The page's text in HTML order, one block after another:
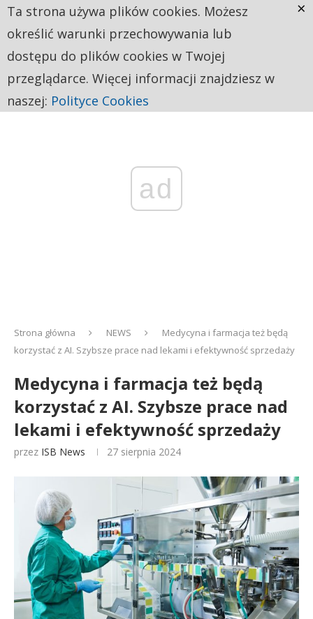
ad
Strona główna NEWS
Medycyna i farmacja też będą
korzystać z AI. Szybsze prace nad lekami i efektywność sprzedaży
Medycyna i farmacja też będą
korzystać z AI. Szybsze prace nad
lekami i efektywność sprzedaży
przez ISB News 27 sierpnia 2024
Ta strona używa plików cookies. Możesz
określić warunki przechowywania lub
dostępu do plików cookies w Twojej
przeglądarce. Więcej informacji znajdziesz w
naszej: Polityce Cookies
×